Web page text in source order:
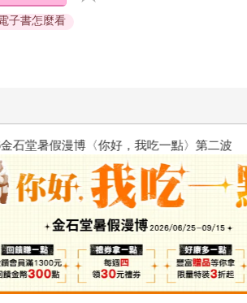
子書怎麼看
金石堂暑假漫博〈你好，我吃一點〉第二波